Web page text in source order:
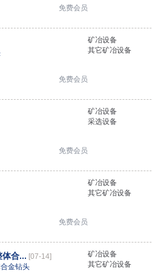
免费会员
免费会员
矿冶设备
其它矿冶设备
免费会员
矿冶设备
采选设备
免费会员
矿冶设备
其它矿冶设备
体合... [07-14]
金钻头
矿冶设备
其它矿冶设备